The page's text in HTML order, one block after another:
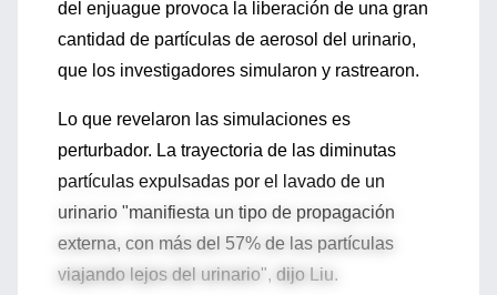
del enjuague provoca la liberación de una gran
cantidad de partículas de aerosol del urinario,
que los investigadores simularon y rastrearon.
Lo que revelaron las simulaciones es
perturbador. La trayectoria de las diminutas
partículas expulsadas por el lavado de un
urinario "manifiesta un tipo de propagación
externa, con más del 57% de las partículas
viajando lejos del urinario", dijo Liu.